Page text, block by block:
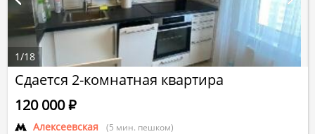
Сдается 2-комнатная квартира
Алексеевская (5 мин. пешком)
120 000Р
1/18